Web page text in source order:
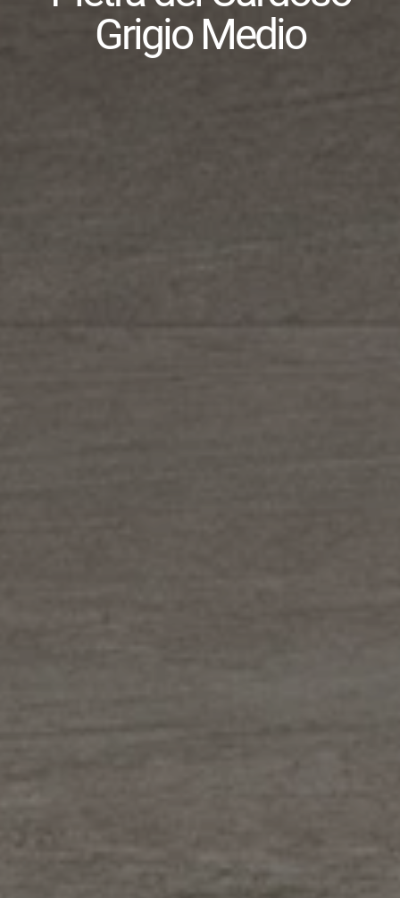
Grigio Medio